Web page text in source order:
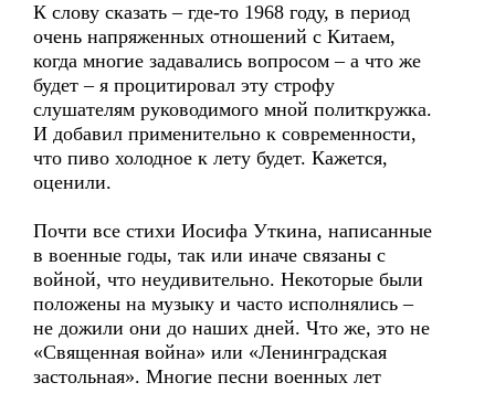
К слову сказать – где-то 1968 году, в период
очень напряженных отношений с Китаем,
когда многие задавались вопросом – а что же
будет – я процитировал эту строфу
слушателям руководимого мной политкружка.
И добавил применительно к современности,
что пиво холодное к лету будет. Кажется,
оценили.
Почти все стихи Иосифа Уткина, написанные
в военные годы, так или иначе связаны с
войной, что неудивительно. Некоторые были
положены на музыку и часто исполнялись –
не дожили они до наших дней. Что же, это не
«Священная война» или «Ленинградская
застольная». Многие песни военных лет